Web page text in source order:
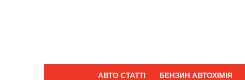
АВТО СТАТТІ БЕНЗИН АВТОХІМІЯ